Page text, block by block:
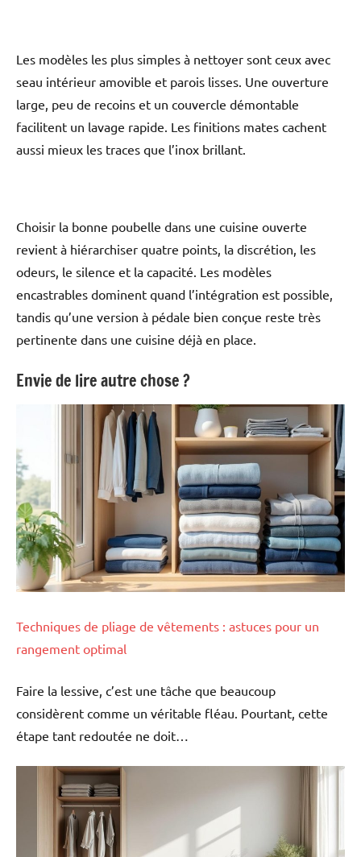
Les modèles les plus simples à nettoyer sont ceux avec
seau intérieur amovible et parois lisses. Une ouverture
large, peu de recoins et un couvercle démontable
facilitent un lavage rapide. Les finitions mates cachent
aussi mieux les traces que l’inox brillant.
Choisir la bonne poubelle dans une cuisine ouverte
revient à hiérarchiser quatre points, la discrétion, les
odeurs, le silence et la capacité. Les modèles
encastrables dominent quand l’intégration est possible,
tandis qu’une version à pédale bien conçue reste très
pertinente dans une cuisine déjà en place.
Envie de lire autre chose ?
Techniques de pliage de vêtements : astuces pour un
rangement optimal
Faire la lessive, c’est une tâche que beaucoup
considèrent comme un véritable fléau. Pourtant, cette
étape tant redoutée ne doit…